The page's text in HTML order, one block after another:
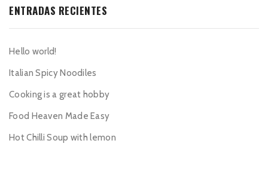
ENTRADAS RECIENTES
Hello world!
Italian Spicy Noodiles
Cooking is a great hobby
Food Heaven Made Easy
Hot Chilli Soup with lemon